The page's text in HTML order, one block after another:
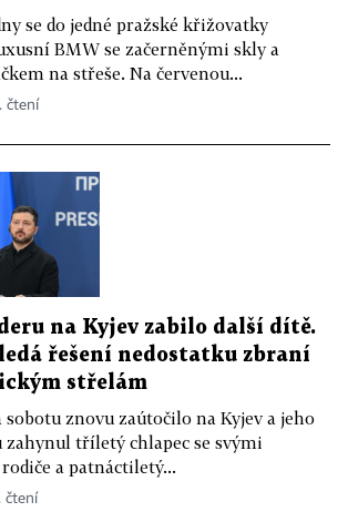
se do jedné pražské křižovatky
BMW se začerněnými skly a
na střeše. Na červenou...
čtení
na Kyjev zabilo další dítě.
řešení nedostatku zbraní
střelám
sobotu znovu zaútočilo na Kyjev a jeho
tříletý chlapec se svými
a patnáctiletý...
čtení